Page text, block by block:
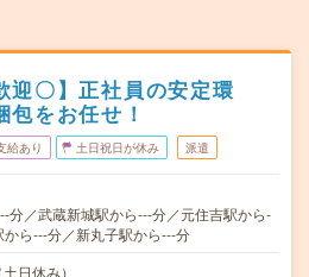
迎〇】正社員の安定環
をお任せ！
給あり 土日祝日が休み 派遣
分／武蔵新城駅から---分／元住吉駅から-
ら---分／新丸子駅から---分
日休み）